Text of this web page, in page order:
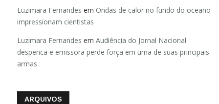
Luzimara Fernandes em Ondas de calor no fundo do oceano
impressionam cientistas
Luzimara Fernandes em Audiência do Jornal Nacional
despenca e emissora perde força em uma de suas principais
armas
ARQUIVOS